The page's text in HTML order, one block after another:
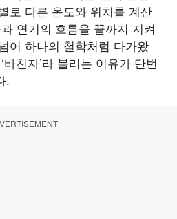
로 다른 온도와 위치를 계산
연기의 흐름을 끝까지 지켜
어 하나의 철학처럼 다가왔
친자’라 불리는 이유가 단번
.